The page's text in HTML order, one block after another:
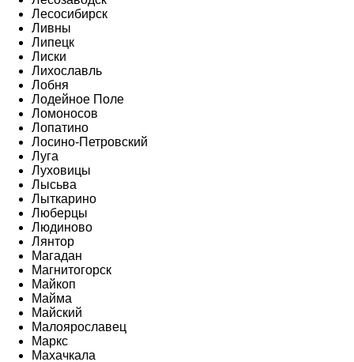
Лесосибирск
Ливны
Липецк
Лиски
Лихославль
Лобня
Лодейное Поле
Ломоносов
Лопатино
Лосино-Петровский
Луга
Луховицы
Лысьва
Лыткарино
Люберцы
Людиново
Лянтор
Магадан
Магнитогорск
Майкоп
Майма
Майский
Малоярославец
Маркс
Махачкала